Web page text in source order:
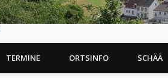
TERMINE ORTSINFO SCHÄÄ